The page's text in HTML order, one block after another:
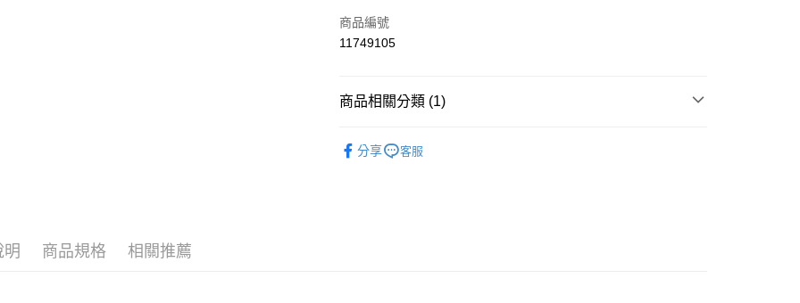
Apple Pay
全盈+PAY
商品編號
11749105
商品相關分類 (1)
分享
客服
明 商品規格 相關推薦